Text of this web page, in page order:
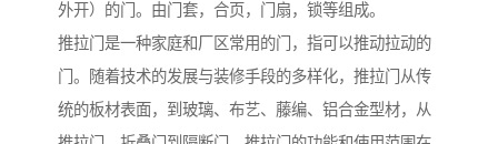
外开）的门。由门套，合页，门扇，锁等组成。
推拉门是一种家庭和厂区常用的门，指可以推动拉动的
门。随着技术的发展与装修手段的多样化，推拉门从传
统的板材表面，到玻璃、布艺、藤编、铝合金型材，从